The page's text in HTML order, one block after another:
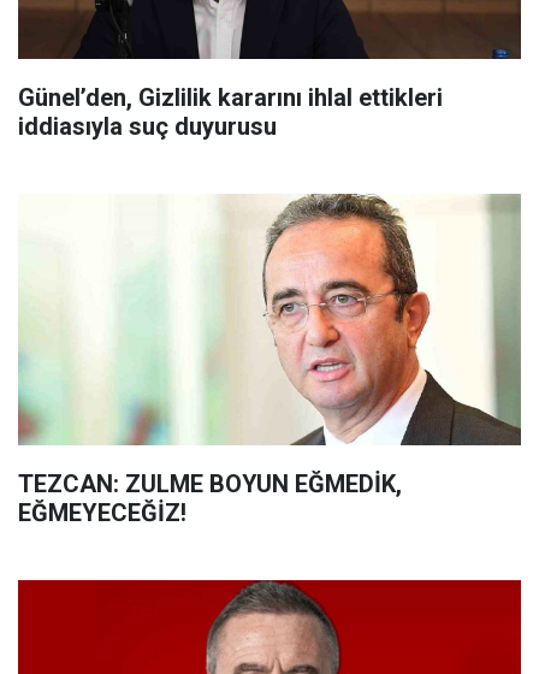
Günel’den, Gizlilik kararını ihlal ettikleri
iddiasıyla suç duyurusu
TEZCAN: ZULME BOYUN EĞMEDİK,
EĞMEYECEĞİZ!